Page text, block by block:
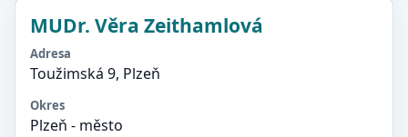
MUDr. Věra Zeithamlová
Adresa
Toužimská 9, Plzeň
Okres
Plzeň - město